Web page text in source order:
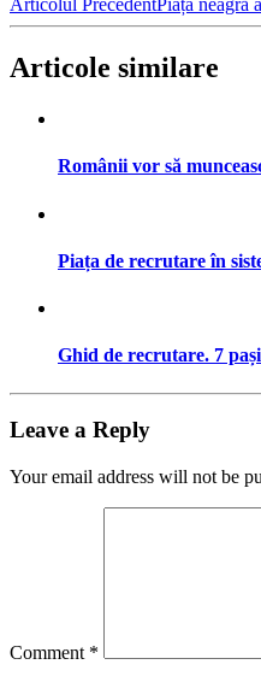
Articolul PrecedentPiața neagră
Articole similare
Românii vor să
Piața de recrutare în
Ghid de recrutare. 7
Leave a Reply
Your email address will not be
Comment *